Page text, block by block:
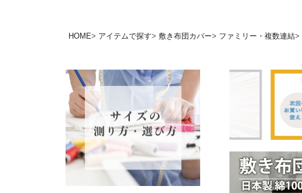
HOME アイテムで探す 敷き布団カバー ファミリー・複数連結